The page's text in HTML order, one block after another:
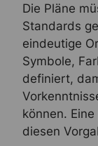
Die Pläne
Standards
eindeutige
Symbole,
definiert,
können.
diesen